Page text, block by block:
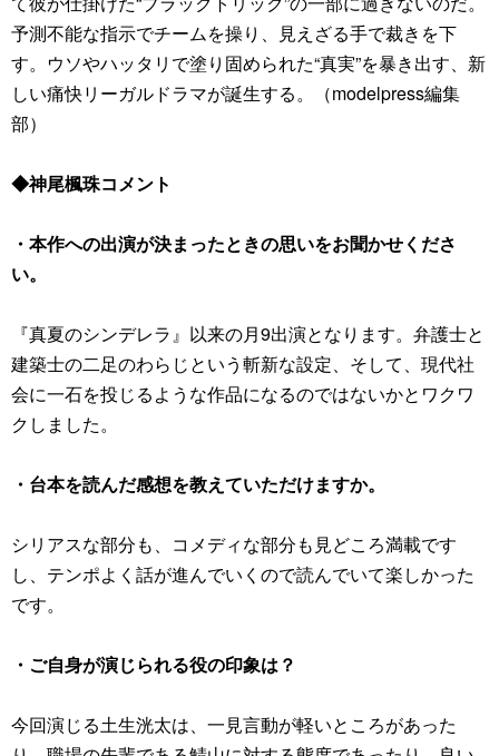
予測不能な指示でチームを操り、見えざる手で裁きを下
す。ウソやハッタリで塗り固められた“真実”を暴き出す、新
しい痛快リーガルドラマが誕生する。（modelpress編集
部）
◆神尾楓珠コメント
・本作への出演が決まったときの思いをお聞かせくださ
い。
『真夏のシンデレラ』以来の月9出演となります。弁護士と
建築士の二足のわらじという斬新な設定、そして、現代社
会に一石を投じるような作品になるのではないかとワクワ
クしました。
・台本を読んだ感想を教えていただけますか。
シリアスな部分も、コメディな部分も見どころ満載です
し、テンポよく話が進んでいくので読んでいて楽しかった
です。
・ご自身が演じられる役の印象は？
今回演じる土生洸太は、一見言動が軽いところがあった